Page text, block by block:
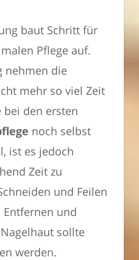
baut Schritt für
Pflege auf.
nehmen die
mehr so viel Zeit
bei den ersten
noch selbst
ist es jedoch
Zeit zu
und Feilen
und
sollte
werden.